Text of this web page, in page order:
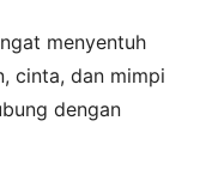
menyentuh
cinta, dan mimpi
dengan